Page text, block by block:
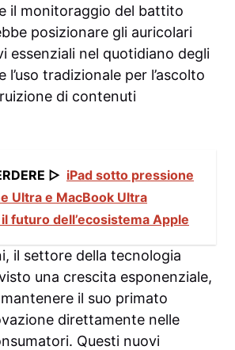
il monitoraggio del battito
posizionare gli auricolari
essenziali nel quotidiano degli
tradizionale per l’ascolto
di contenuti
▷ iPad sotto pressione
Ultra e MacBook Ultra
futuro dell’ecosistema Apple
il settore della tecnologia
una crescita esponenziale,
il suo primato
direttamente nelle
Questi nuovi